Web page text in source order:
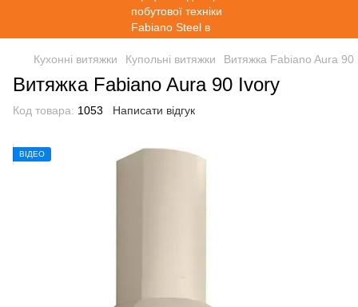
Кухонні витяжки Купольні витяжки Витяжка Fabiano Aura 90
Витяжка Fabiano Aura 90 Ivory
Код товара: 1053 Написати відгук
ВІДЕО